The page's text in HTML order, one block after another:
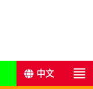
English
中文
日本語